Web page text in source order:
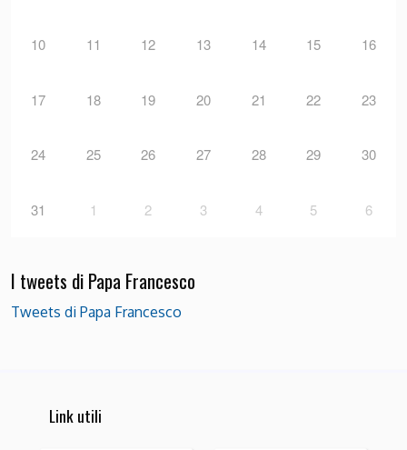
10 11 12 13 14 15 16
17 18 19 20 21 22 23
24 25 26 27 28 29 30
31 1 2 3 4 5 6
I tweets di Papa Francesco
Tweets di Papa Francesco
Link utili